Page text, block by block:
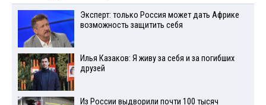
Эксперт: только Россия может дать Африке
возможность защитить себя
Илья Казаков: Я живу за себя и за погибших
друзей
Из России выдворили почти 100 тысяч